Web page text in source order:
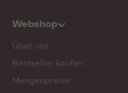
Webshop
Über uns
Bestseller kaufen
Mengenpreise